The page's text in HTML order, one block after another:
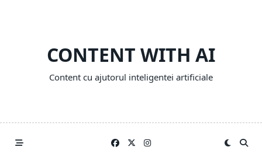
CONTENT WITH AI
Content cu ajutorul inteligentei artificiale